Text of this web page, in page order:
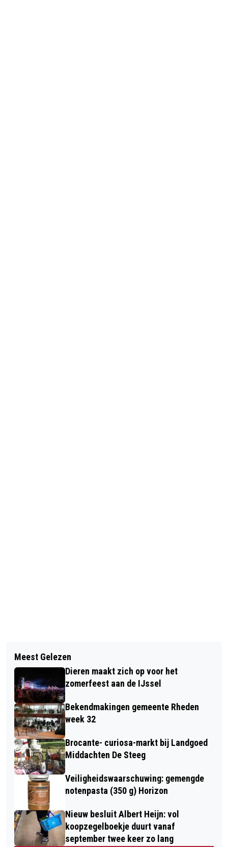
LEZING OVER DE IJSSELLINIE BIJ DE
VROUWEN VAN NU TE DIEREN
WEEK VAN DE JONGE MANTELZORGER
2026, VAN ERKENNING NAAR ACTIE!
Meest Gelezen
Dieren maakt zich op voor het
zomerfeest aan de IJssel
Bekendmakingen gemeente Rheden
week 32
Brocante- curiosa-markt bij Landgoed
Middachten De Steeg
Veiligheidswaarschuwing: gemengde
notenpasta (350 g) Horizon
Nieuw besluit Albert Heijn: vol
koopzegelboekje duurt vanaf
september twee keer zo lang